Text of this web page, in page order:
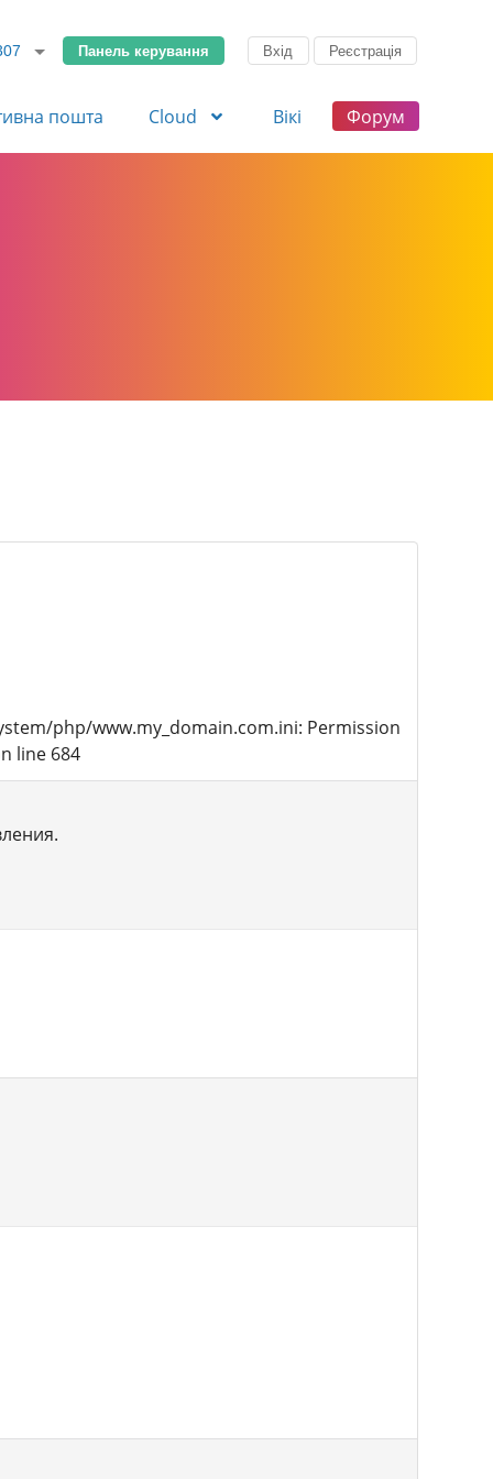
Панель керування Вхід Реєстрація
пошта Cloud Вікі Форум
php/www.my_domain.com.ini: Permission
line 684